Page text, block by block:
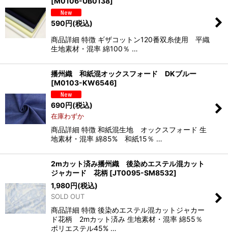
590円(税込)
商品詳細 特徴 ギザコットン120番双糸使用 平織
生地素材・混率 綿100％ …
播州織 和紙混オックスフォード DKブルー
[M0103-KW6546]
690円(税込)
在庫わずか
商品詳細 特徴 和紙混生地 オックスフォード 生
地素材・混率 綿85% 和紙15％ …
2mカット済み播州織 後染めエステル混カット
ジャカード 花柄 [JT0095-SM8532]
1,980円(税込)
SOLD OUT
商品詳細 特徴 後染めエステル混カットジャカー
ド花柄 2mカット済み 生地素材・混率 綿55％
ポリエステル45% …